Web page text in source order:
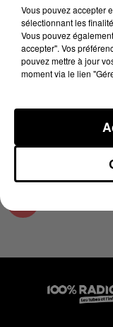
10 juillet 2023 - 2
LES INFOS
11H00
Podcasts infos de
Vous pouvez accepter
sélectionnant les
Vous pouvez
accepter". Vos
pouvez mettre à jour
moment via le lien